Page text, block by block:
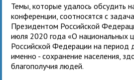
Темы, которые удалось обсудить
конференции, соотносятся с
Президентом Российской
июля 2020 года «О национальных
Российской Федерации на период
именно - сохранение населения,
благополучия людей.